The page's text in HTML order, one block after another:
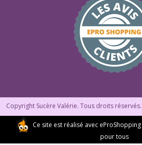
Copyright Sucère Valérie. Tous droits réservés.
Ce site est réalisé avec eProShopping
pour tous